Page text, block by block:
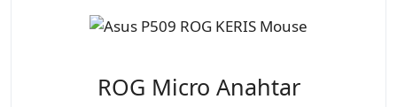
ROG Micro Anahtar